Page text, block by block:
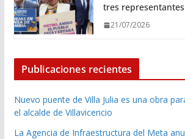
tres
21/07/2026
Publicaciones recientes
Nuevo puente de Villa Julia es una obra
el alcalde de Villavicencio
La Agencia de Infraestructura del Meta